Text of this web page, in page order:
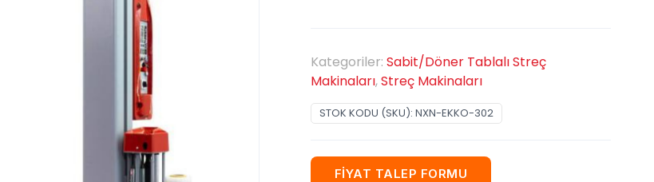
Kategoriler: Sabit/Döner Tablalı Streç
Makinaları,Streç Makinaları
STOK KODU (SKU): NXN-EKKO-302
FİYAT TALEP FORMU